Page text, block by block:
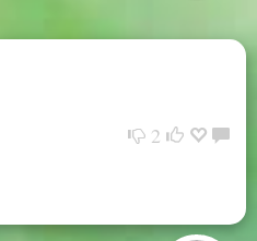
2